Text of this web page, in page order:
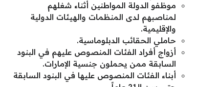
موظفو الدولة المواطنين أثناء شغلهم
لمناصبهم لدى المنظمات والهيئات الدولية
والإقليمية.
حاملي الحقائب الدبلوماسية.
أزواج أفراد الفئات المنصوص عليهم في البنود
السابقة ممن يحملون جنسية الإمارات.
أبناء الفئات المنصوص عليها في البنود السابقة